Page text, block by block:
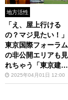
地方活性
「え、屋上行ける
の？マジ見たい！」
東京国際フォーラム
の非公開エリアも見
れちゃう「東京建築
祭2025」
2025年04月01日 12:00